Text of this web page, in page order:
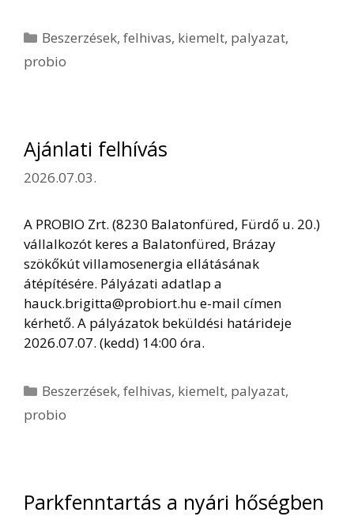
Kategória
Beszerzések,felhivas, kiemelt, palyazat,
probio
Ajánlati felhívás
2026.07.03.
A PROBIO Zrt. (8230 Balatonfüred, Fürdő u. 20.)
vállalkozót keres a Balatonfüred, Brázay
szökőkút villamosenergia ellátásának
átépítésére. Pályázati adatlap a
hauck.brigitta@probiort.hu e-mail címen
kérhető. A pályázatok beküldési határideje
2026.07.07. (kedd) 14:00 óra.
Kategória
Beszerzések,felhivas, kiemelt, palyazat,
probio
Parkfenntartás a nyári hőségben